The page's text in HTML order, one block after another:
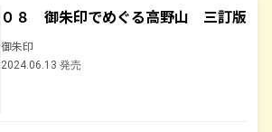
０８ 御朱印でめぐる高野山 三訂版
御朱印
2024.06.13 発売